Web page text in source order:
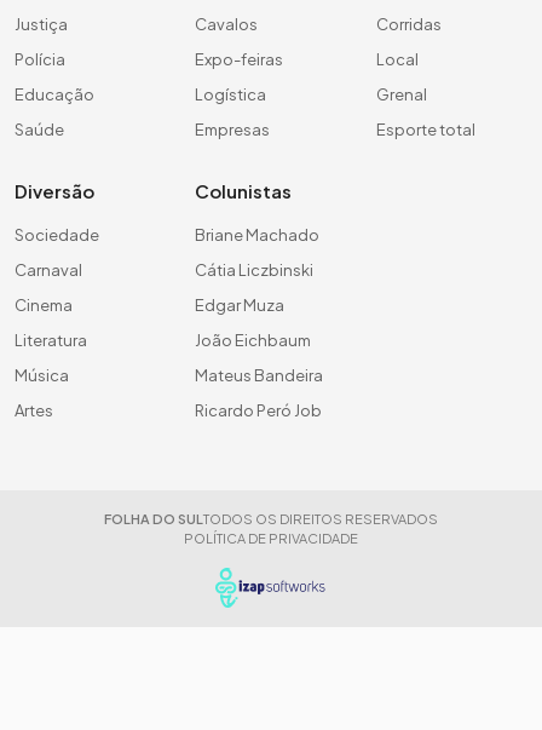
Justiça
Polícia
Educação
Saúde
Cavalos
Expo-feiras
Logística
Empresas
Corridas
Local
Grenal
Esporte total
Diversão
Sociedade
Carnaval
Cinema
Literatura
Música
Artes
Colunistas
Briane Machado
Cátia Liczbinski
Edgar Muza
João Eichbaum
Mateus Bandeira
Ricardo Peró Job
FOLHA DO SUL TODOS OS DIREITOS RESERVADOS
POLÍTICA DE PRIVACIDADE